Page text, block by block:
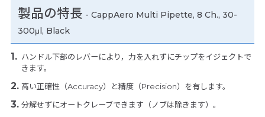
製品の特長 - CappAero Multi Pipette, 8 Ch., 30-
300μl, Black
ハンドル下部のレバーにより，力を入れずにチップをイジェクトで
きます。
高い正確性（Accuracy）と精度（Precision）を有します。
分解せずにオートクレーブできます（ノブは除きます）。